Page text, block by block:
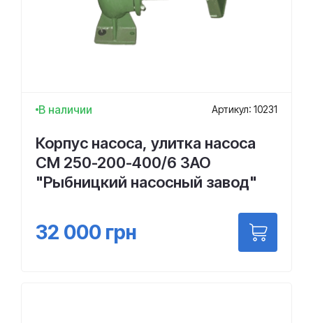
В наличии Артикул: 10231
Корпус насоса, улитка насоса
СМ 250-200-400/6 ЗАО
"Рыбницкий насосный завод"
32 000 грн